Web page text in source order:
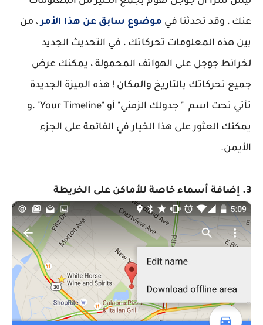
عنك ، وقد تحدثنا في موضوع سابق عن هذا الأمر، من
بين هذه المعلومات تحركاتك ، في التحديث الجديد
لخرائط جوجل على الهواتف المحمولة ، يمكنك عرض
جميع تحركاتك بالتاريخ والمكان ! هذه الميزة الجديدة
تأتي تحت اسم " جدولك الزمني" أو "Your Timeline" ،و
يمكنك العثور على هذا الخيار في القائمة على الجزء
الأيمن.
3. إضافة أسماء خاصة للأماكن على الخريطة